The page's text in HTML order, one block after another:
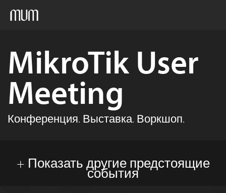
MUM
Медиаматериалы
MikroTik User
Meeting
Конференция. Выставка. Воркшоп.
+ Показать другие предстоящие
события